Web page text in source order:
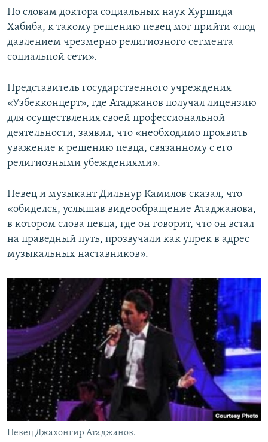
По словам доктора социальных наук Хуршида
Хабиба, к такому решению певец мог прийти «под
давлением чрезмерно религиозного сегмента
социальной сети».
Представитель государственного учреждения
«Узбекконцерт», где Атаджанов получал лицензию
для осуществления своей профессиональной
деятельности, заявил, что «необходимо проявить
уважение к решению певца, связанному с его
религиозными убеждениями».
Певец и музыкант Дильнур Камилов сказал, что
«обиделся, услышав видеообращение Атаджанова,
в котором слова певца, где он говорит, что он встал
на праведный путь, прозвучали как упрек в адрес
музыкальных наставников».
Певец Джахонгир Атаджанов.